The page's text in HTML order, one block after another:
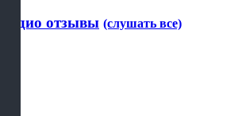
Аудио отзывы (слушать все)